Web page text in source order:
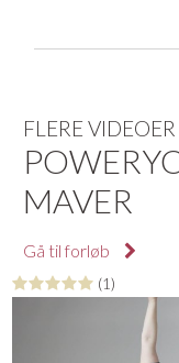
FLERE
MAVER
Gå til forløb
(1)